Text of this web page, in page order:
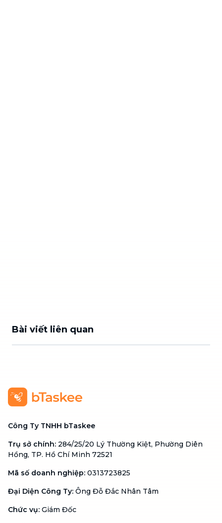
Bài viết liên quan
Công Ty TNHH bTaskee
Trụ sở chính: 284/25/20 Lý Thường Kiệt, Phường Diên
Hồng, TP. Hồ Chí Minh 72521
Mã số doanh nghiệp: 0313723825
Đại Diện Công Ty: Ông Đỗ Đắc Nhân Tâm
Chức vụ: Giám Đốc